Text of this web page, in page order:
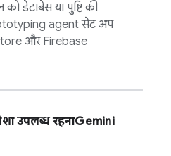
डेटाबेस या पुष्टि की
agentसेट अप
और Firebase
उपलब्ध रहनाGemini